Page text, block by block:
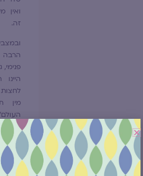
ואין
זה.
הרבה
היינו
לחצות
מין
העולם',
לכן
עצמית
מאוד